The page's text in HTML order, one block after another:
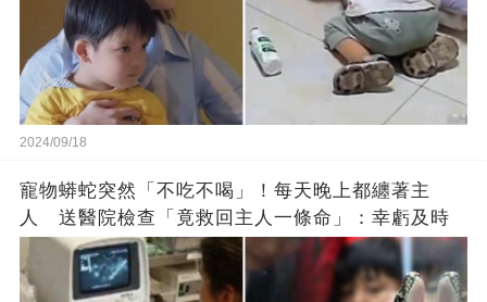
2024/09/18
寵物蟒蛇突然「不吃不喝」！每天晚上都纏著主
人 送醫院檢查「竟救回主人一條命」：幸虧及時